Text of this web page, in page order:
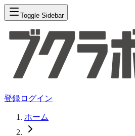
Toggle Sidebar
登録ログイン
ホーム